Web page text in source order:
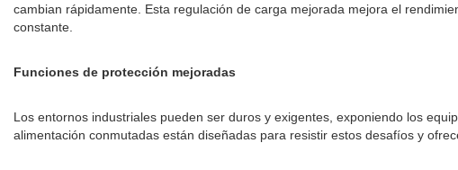
cambian rápidamente. Esta regulación de carga mejorada mejora el
constante.
Funciones de protección mejoradas
Los entornos industriales pueden ser duros y exigentes, exponiendo los
alimentación conmutadas están diseñadas para resistir estos desafíos y